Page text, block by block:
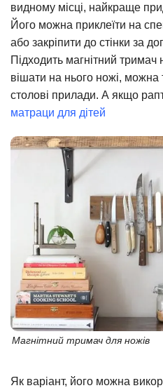
видному місці, найкраще
Його можна приклеїти на
або закріпити до стінки за
Підходить магнітний тримач
вішати на нього ножі, можна
столові прилади. А якщо
матраци для дітей
Магнітний тримач для ножів
Як варіант, його можна